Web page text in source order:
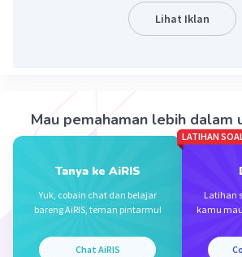
Jawaban terverifikasi
Beri Rating Balas
Lihat Iklan
Mau pemahaman lebih dalam
Tanya ke AiRIS
Yuk, cobain chat dan belajar
bareng AiRIS, teman pintarmu!
Chat AiRIS
LATIHAN
Latihan
kamu